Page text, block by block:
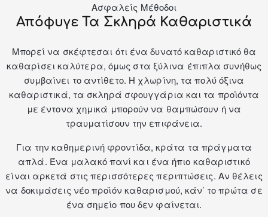
Ασφαλείς Μέθοδοι
Απόφυγε Τα Σκληρά Καθαριστικά
Μπορεί να σκέφτεσαι ότι ένα δυνατό καθαριστικό θα
καθαρίσει καλύτερα, όμως στα ξύλινα έπιπλα συνήθως
συμβαίνει το αντίθετο. Η χλωρίνη, τα πολύ όξινα
καθαριστικά, τα σκληρά σφουγγάρια και τα προϊόντα
με έντονα χημικά μπορούν να θαμπώσουν ή να
τραυματίσουν την επιφάνεια.
Για την καθημερινή φροντίδα, κράτα τα πράγματα
απλά. Ένα μαλακό πανί και ένα ήπιο καθαριστικό
είναι αρκετά στις περισσότερες περιπτώσεις. Αν θέλεις
να δοκιμάσεις νέο προϊόν καθαρισμού, κάν’ το πρώτα σε
ένα σημείο που δεν φαίνεται.